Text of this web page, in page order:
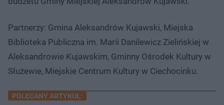
Partnerzy: Gmina Aleksandrów Kujawski, Miejska
Biblioteka Publiczna im. Marii Danilewicz Zielińskiej w
Aleksandrowie Kujawskim, Gminny Ośrodek Kultury w
Służewie, Miejskie Centrum Kultury w Ciechocinku.
POLECANY ARTYKUŁ: